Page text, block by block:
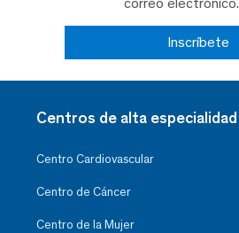
Inscríbete
Centros de alta especialidad
Centro Cardiovascular
Centro de Cáncer
Centro de la Mujer